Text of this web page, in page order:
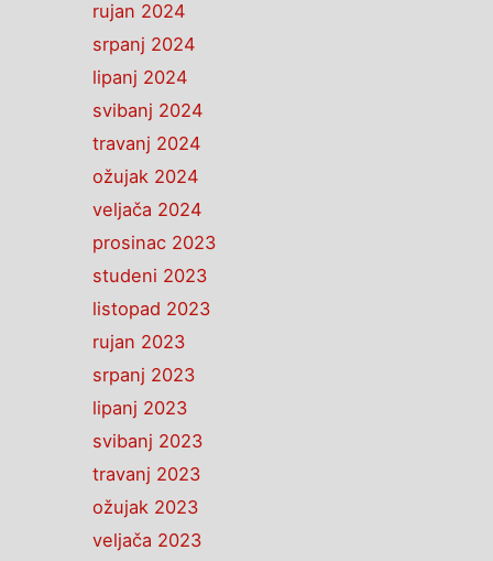
rujan 2024
srpanj 2024
lipanj 2024
svibanj 2024
travanj 2024
ožujak 2024
veljača 2024
prosinac 2023
studeni 2023
listopad 2023
rujan 2023
srpanj 2023
lipanj 2023
svibanj 2023
travanj 2023
ožujak 2023
veljača 2023